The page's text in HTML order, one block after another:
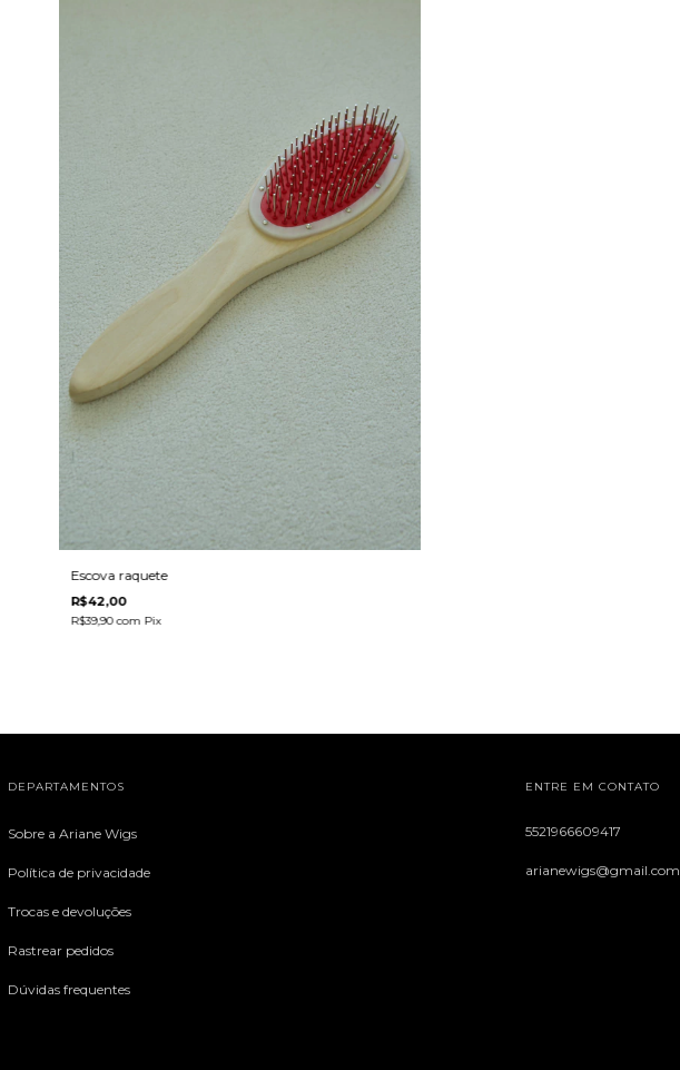
Escova raquete
R$42,00
R$39,90com Pix
DEPARTAMENTOS
Sobre a Ariane Wigs
Política de privacidade
Trocas e devoluções
Rastrear pedidos
Dúvidas frequentes
ENTRE EM CONTATO
5521966609417
arianewigs@gmail.com